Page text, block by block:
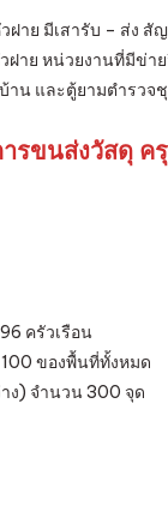
ฝาย มีเสารับ – ส่ง
ฝาย หน่วยงานที่มีข่า
าน และตู้ยามตำรวจ
รขนส่งวัสดุ
ครัวเรือน
ของพื้นที่ทั้งหมด
ง) จำนวน 300 จุด